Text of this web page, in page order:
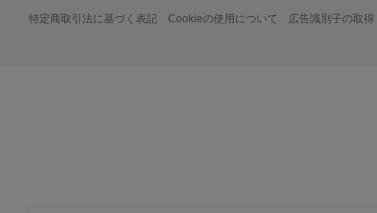
特定商取引法に基づく表記 Cookieの使用について 広告識別子の取得